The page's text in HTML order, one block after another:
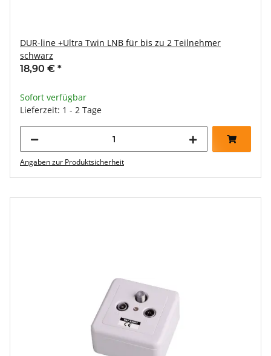
DUR-line +Ultra Twin LNB für bis zu 2 Teilnehmer
schwarz
18,90 € *
Sofort verfügbar
Lieferzeit: 1 - 2 Tage
Angaben zur Produktsicherheit